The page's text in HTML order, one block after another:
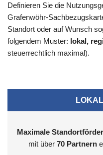
Definieren Sie die
Grafenwöhr-
Standort oder auf Wunsch
folgendem Muster: lokal,
steuerrechtlich maximal).
Maximale
mit über 70 Partnern